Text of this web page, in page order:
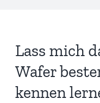
Lass mich
Wafer
kennen